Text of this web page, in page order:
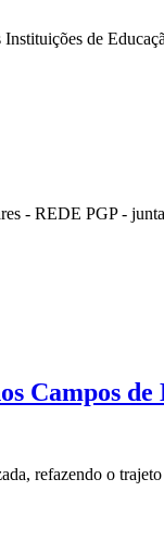
de
- REDE PGP -
Campos
refazendo o